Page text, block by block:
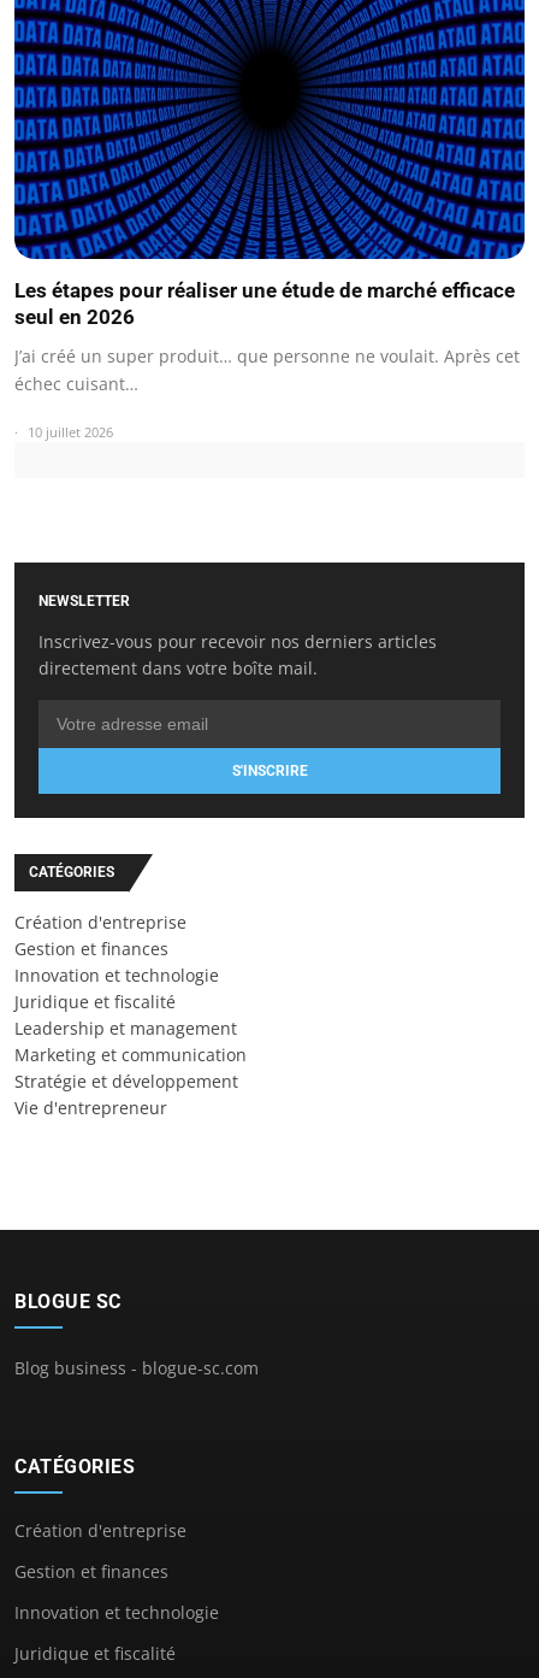
Les étapes pour réaliser une étude de marché efficace
seul en 2026
J’ai créé un super produit… que personne ne voulait. Après cet
échec cuisant…
10 juillet 2026
NEWSLETTER
Inscrivez-vous pour recevoir nos derniers articles
directement dans votre boîte mail.
S'INSCRIRE
CATÉGORIES
Création d'entreprise
Gestion et finances
Innovation et technologie
Juridique et fiscalité
Leadership et management
Marketing et communication
Stratégie et développement
Vie d'entrepreneur
BLOGUE SC
Blog business - blogue-sc.com
CATÉGORIES
Création d'entreprise
Gestion et finances
Innovation et technologie
Juridique et fiscalité